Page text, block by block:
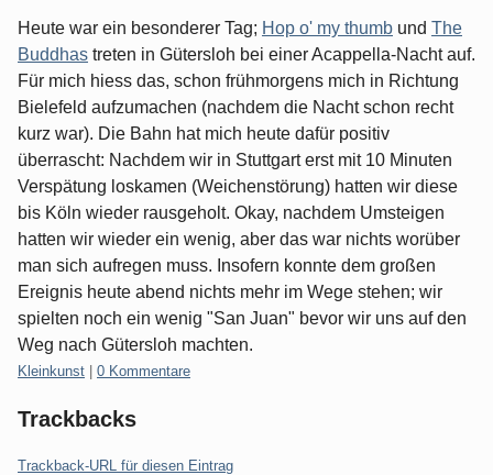
Heute war ein besonderer Tag; Hop o' my thumb und The
Buddhas treten in Gütersloh bei einer Acappella-Nacht auf.
Für mich hiess das, schon frühmorgens mich in Richtung
Bielefeld aufzumachen (nachdem die Nacht schon recht
kurz war). Die Bahn hat mich heute dafür positiv
überrascht: Nachdem wir in Stuttgart erst mit 10 Minuten
Verspätung loskamen (Weichenstörung) hatten wir diese
bis Köln wieder rausgeholt. Okay, nachdem Umsteigen
hatten wir wieder ein wenig, aber das war nichts worüber
man sich aufregen muss. Insofern konnte dem großen
Ereignis heute abend nichts mehr im Wege stehen; wir
spielten noch ein wenig "San Juan" bevor wir uns auf den
Weg nach Gütersloh machten.
Kategorien:
Kleinkunst 0 Kommentare
Trackbacks
Trackback-URL für diesen Eintrag